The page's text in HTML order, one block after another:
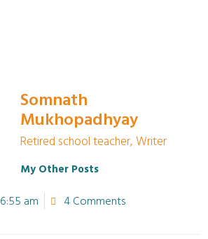
Somnath
Mukhopadhyay
Retired school teacher, Writer
My Other Posts
6:55 am 4 Comments